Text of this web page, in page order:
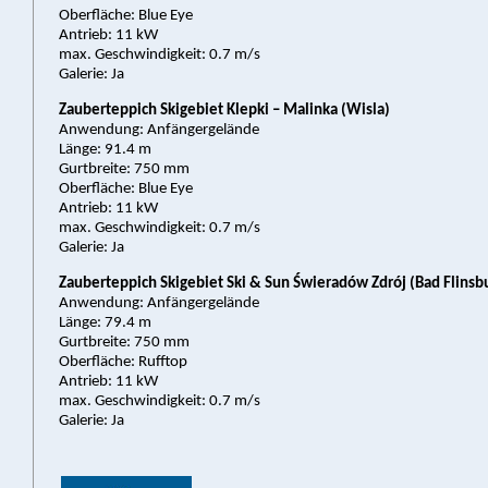
Oberfläche: Blue Eye
Antrieb: 11 kW
max. Geschwindigkeit: 0.7 m/s
Galerie: Ja
Zauberteppich Skigebiet Klepki – Malinka (Wisla)
Anwendung: Anfängergelände
Länge: 91.4 m
Gurtbreite: 750 mm
Oberfläche: Blue Eye
Antrieb: 11 kW
max. Geschwindigkeit: 0.7 m/s
Galerie: Ja
Zauberteppich Skigebiet Ski & Sun Świeradów Zdrój (Bad
Anwendung: Anfängergelände
Länge: 79.4 m
Gurtbreite: 750 mm
Oberfläche: Rufftop
Antrieb: 11 kW
max. Geschwindigkeit: 0.7 m/s
Galerie: Ja